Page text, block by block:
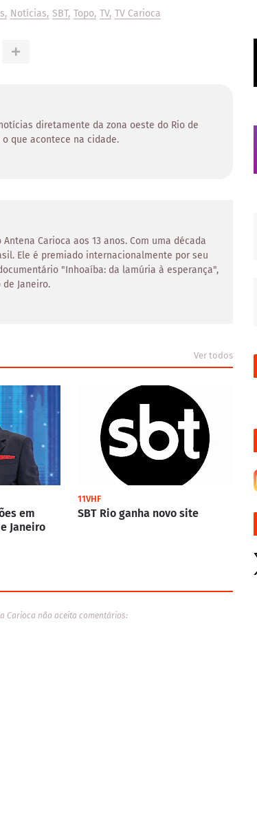
Notícias SBT Topo TV TV Carioca
diretamente da zona oeste do Rio de
que acontece na cidade.
Carioca aos 13 anos. Com uma década
Ele é premiado internacionalmente por seu
"Inhoaíba: da lamúria à esperança",
Janeiro.
Ver todos
em
Janeiro
11VHF
SBT Rio ganha novo site
Carioca não aceita comentários: